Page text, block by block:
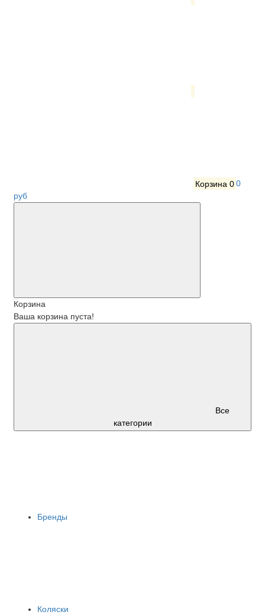
Корзина 00
руб
Корзина
Ваша корзина пуста!
Все
категории
Бренды
Коляски